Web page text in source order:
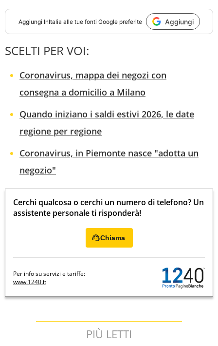
Aggiungi InItalia alle tue fonti Google preferite Aggiungi
SCELTI PER VOI:
Coronavirus, mappa dei negozi con
consegna a domicilio a Milano
Quando iniziano i saldi estivi 2026, le date
regione per regione
Coronavirus, in Piemonte nasce "adotta un
negozio"
Cerchi qualcosa o cerchi un numero di telefono? Un
assistente personale ti risponderà!
Chiama
Per info su servizi e tariffe:
www.1240.it
PIÙ LETTI